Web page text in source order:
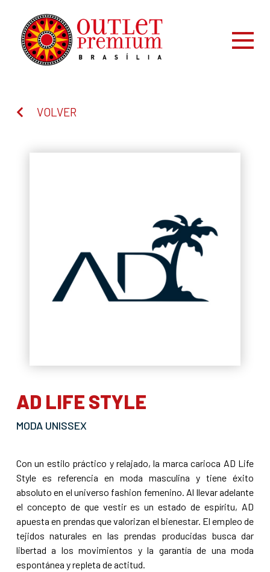
VOLVER
AD LIFE STYLE
MODA UNISSEX
Con un estilo práctico y relajado, la marca carioca AD Life
Style es referencia en moda masculina y tiene éxito
absoluto en el universo fashion femenino. Al llevar adelante
el concepto de que vestir es un estado de espíritu, AD
apuesta en prendas que valorizan el bienestar. El empleo de
tejidos naturales en las prendas producidas busca dar
libertad a los movimientos y la garantía de una moda
espontánea y repleta de actitud.